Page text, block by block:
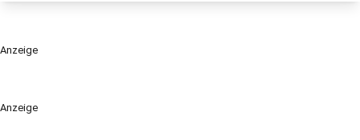
Anzeige
Anzeige